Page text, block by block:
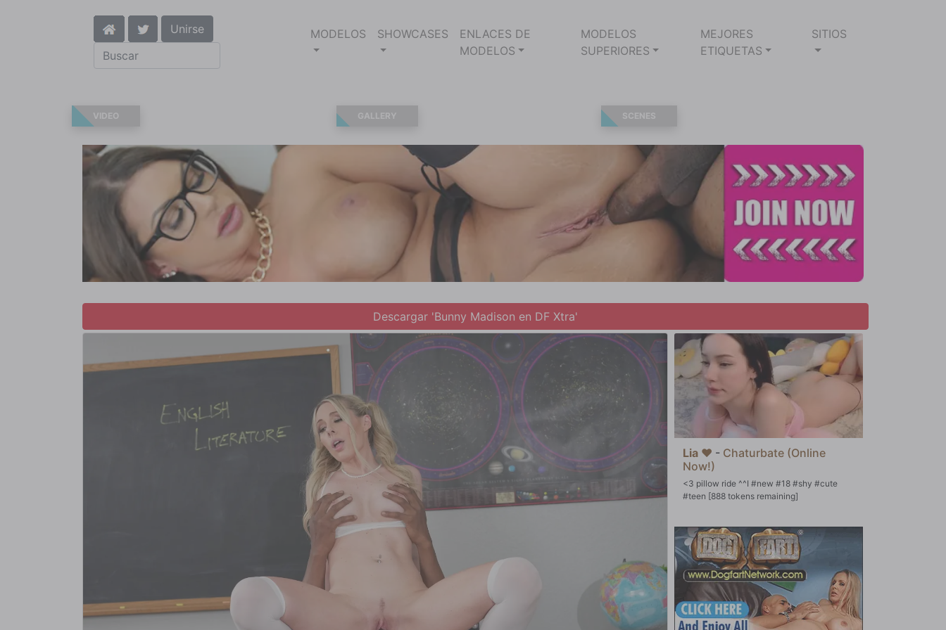
Unirse MODELOS SHOWCASES
ENLACES DE
MODELOS
MODELOS
SUPERIORES
MEJORES
ETIQUETAS
SITIOS
VIDEO GALLERY SCENES
Descargar 'Bunny Madison en DF Xtra'
Lia ❤ - Chaturbate (Online
Now!)
<3 pillow ride ^^I #new #18 #shy #cute
#teen [888 tokens remaining]